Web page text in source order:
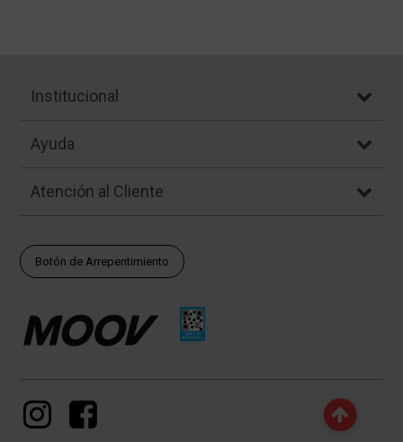
Institucional
Ayuda
Atención al Cliente
Botón de Arrepentimiento